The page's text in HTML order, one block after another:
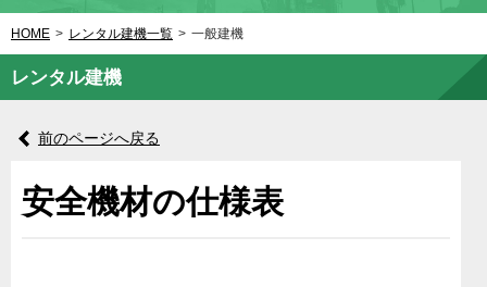
HOME > レンタル建機一覧 > 一般建機
レンタル建機
前のページへ戻る
安全機材の仕様表